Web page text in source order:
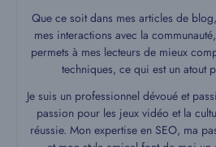
Que ce soit dans mes articles de
mes interactions avec la
permets à mes lecteurs de mieux
techniques, ce qui est un atout
Je suis un professionnel dévoué et
passion pour les jeux vidéo et la
réussie. Mon expertise en SEO, ma